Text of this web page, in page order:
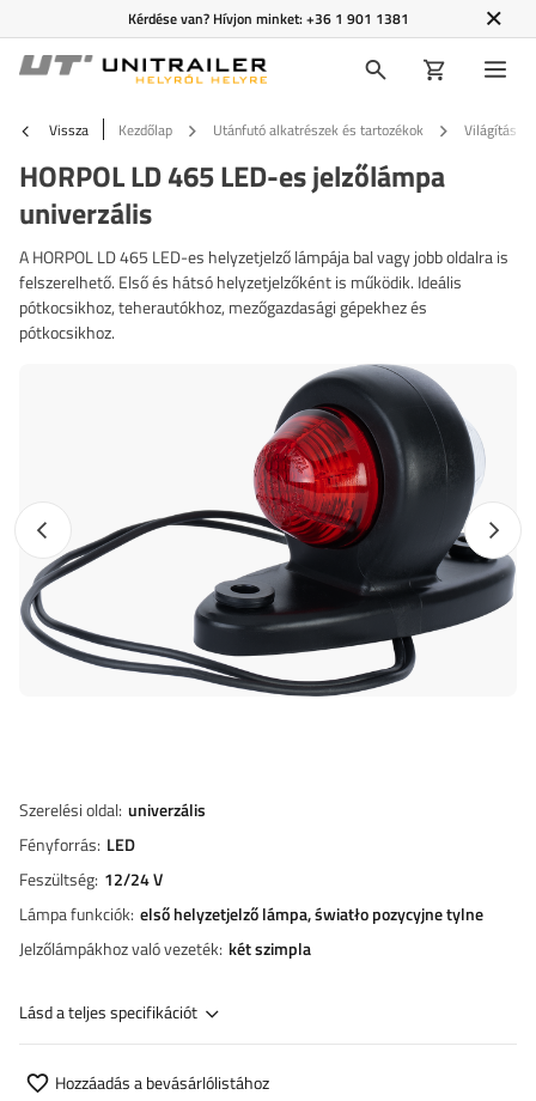
Kérdése van? Hívjon minket:+36 1 901 1381
Vissza Kezdőlap Utánfutó alkatrészek és tartozékok Világítás
HORPOL LD 465 LED-es jelzőlámpa
univerzális
A HORPOL LD 465 LED-es helyzetjelző lámpája bal vagy jobb oldalra is
felszerelhető. Első és hátsó helyzetjelzőként is működik. Ideális
pótkocsikhoz, teherautókhoz, mezőgazdasági gépekhez és
pótkocsikhoz.
Előző fotó
Szerelési oldal univerzális
Fényforrás LED
Feszültség 12/24 V
Lámpa funkciók első helyzetjelző lámpa światło pozycyjne tylne
Jelzőlámpákhoz való vezeték két szimpla
Lásd a teljes specifikációt
Hozzáadás a bevásárlólistához